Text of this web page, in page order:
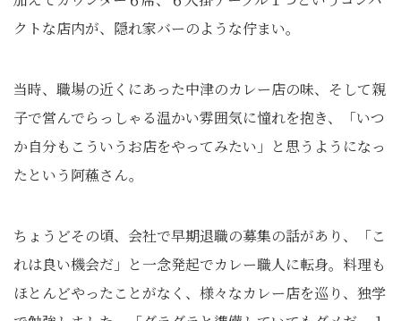
クトな店内が、隠れ家バーのような佇まい。
当時、職場の近くにあった中津のカレー店の味、そして親
子で営んでらっしゃる温かい雰囲気に憧れを抱き、「いつ
か自分もこういうお店をやってみたい」と思うようになっ
たという阿蘓さん。
ちょうどその頃、会社で早期退職の募集の話があり、「こ
れは良い機会だ」と一念発起でカレー職人に転身。料理も
ほとんどやったことがなく、様々なカレー店を巡り、独学